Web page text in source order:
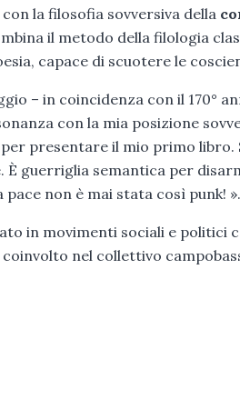
la filosofia sovversiva della
il metodo della filologia
capace di scuotere le
– in coincidenza con il 170°
con la mia posizione
presentare il mio primo libro.
guerriglia semantica per
non è mai stata così punk! ».
in movimenti sociali e politici
nel collettivo